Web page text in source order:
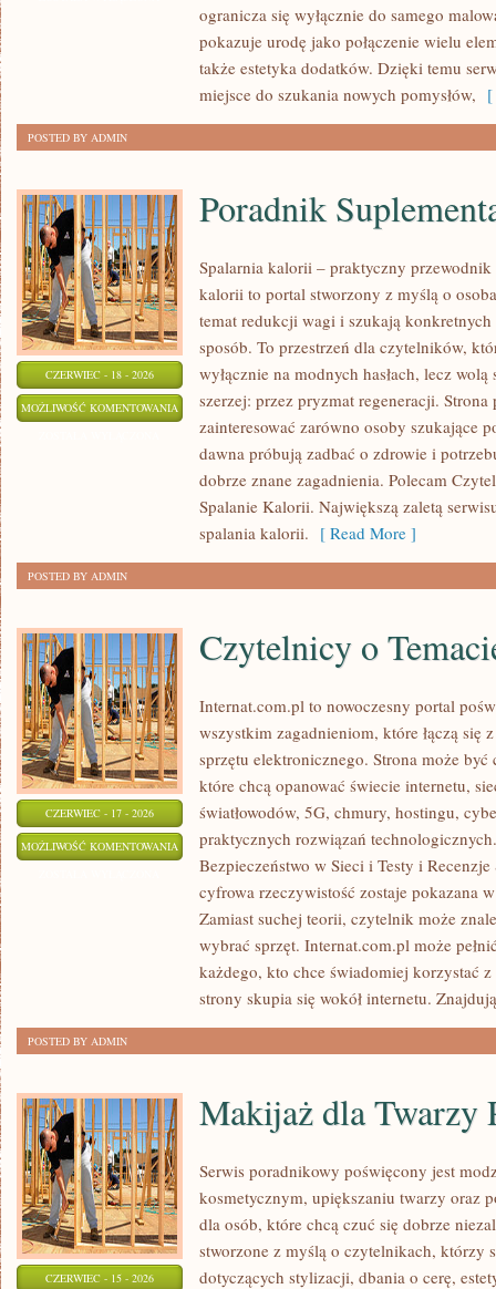
PRZYGOTOWANIE
SKÓRY
ogranicza się wyłącznie do samego
pokazuje urodę jako połączenie wielu
także estetyka dodatków. Dzięki temu
miejsce do szukania nowych pomysłów, [
POSTED BY ADMIN
CZERWIEC - 18 - 2026
MOŻLIWOŚĆ KOMENTOWANIA PORADNIK
SUPLEMENTACYJNY
Poradnik
Spalarnia kalorii – praktyczny
kalorii to portal stworzony z myślą o
temat redukcji wagi i szukają
sposób. To przestrzeń dla czytelników,
wyłącznie na modnych hasłach, lecz
szerzej: przez pryzmat regeneracji.
zainteresować zarówno osoby szukające
dawna próbują zadbać o zdrowie i
dobrze znane zagadnienia. Polecam
Spalanie Kalorii. Największą zaletą
spalania kalorii. [ Read More ]
POSTED BY ADMIN
CZERWIEC - 17 - 2026
MOŻLIWOŚĆ KOMENTOWANIA CZYTELNICY
TEMACIE
Czytelnicy o
Internat.com.pl to nowoczesny portal
wszystkim zagadnieniom, które łączą się
sprzętu elektronicznego. Strona może
które chcą opanować świecie internetu,
światłowodów, 5G, chmury, hostingu,
praktycznych rozwiązań
Bezpieczeństwo w Sieci i Testy i
cyfrowa rzeczywistość zostaje pokazana
Zamiast suchej teorii, czytelnik może
wybrać sprzęt. Internat.com.pl może
każdego, kto chce świadomiej korzystać
strony skupia się wokół internetu.
POSTED BY ADMIN
CZERWIEC - 15 - 2026
Makijaż dla Twarzy
Serwis poradnikowy poświęcony jest
kosmetycznym, upiększaniu twarzy oraz
dla osób, które chcą czuć się dobrze
stworzone z myślą o czytelnikach, którzy
dotyczących stylizacji, dbania o cerę,